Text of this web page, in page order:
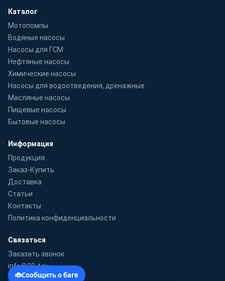
Каталог
Мотопомпы
Водяные насосы
Насосы для ГСМ
Нефтяные насосы
Химические насосы
Насосы для водоотведения, дренажные
Масляные насосы
Пищевые насосы
Бытовые насосы
Информация
Продукция
Заказ-Купить
Доставка
Статьи
Контакты
Политика конфиденциальности
Связаться
Заказать звонок
info@99-t.ru